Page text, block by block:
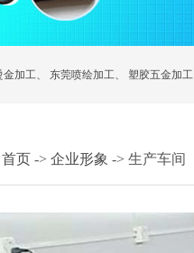
金加工、 东莞喷绘加工、 塑胶五金加工
首页 -> 企业形象 -> 生产车间